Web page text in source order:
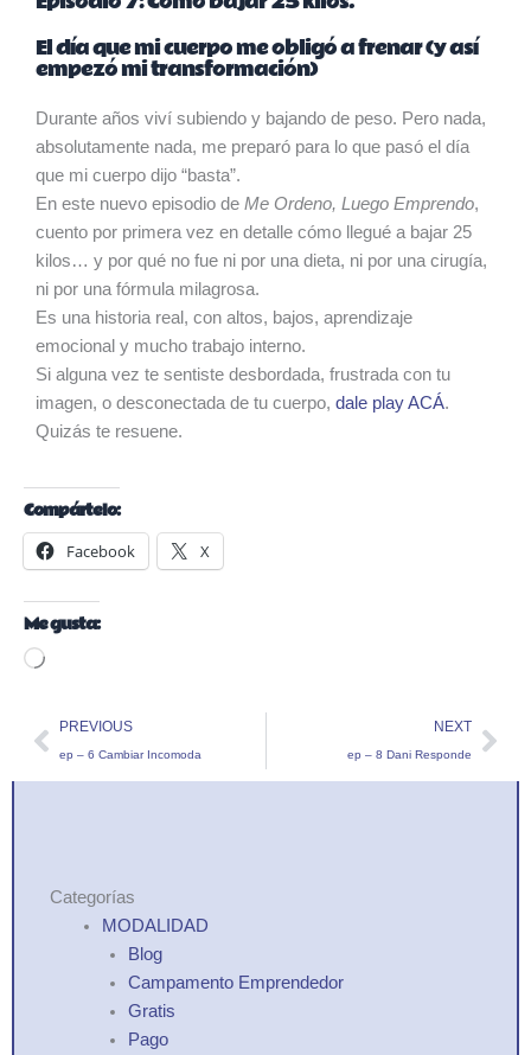
El día que mi cuerpo me obligó a frenar (y así
empezó mi transformación)
Durante años viví subiendo y bajando de peso. Pero nada,
absolutamente nada, me preparó para lo que pasó el día
que mi cuerpo dijo “basta”.
En este nuevo episodio de Me Ordeno, Luego Emprendo,
cuento por primera vez en detalle cómo llegué a bajar 25
kilos… y por qué no fue ni por una dieta, ni por una cirugía,
ni por una fórmula milagrosa.
Es una historia real, con altos, bajos, aprendizaje
emocional y mucho trabajo interno.
Si alguna vez te sentiste desbordada, frustrada con tu
imagen, o desconectada de tu cuerpo, dale play ACÁ.
Quizás te resuene.
Compártelo:
Facebook X
Me gusta:
Loading…
Prev
PREVIOUS
ep – 6 Cambiar Incomoda
NEXT
ep – 8 Dani Responde
Categorías
MODALIDAD
Blog
Campamento Emprendedor
Gratis
Pago